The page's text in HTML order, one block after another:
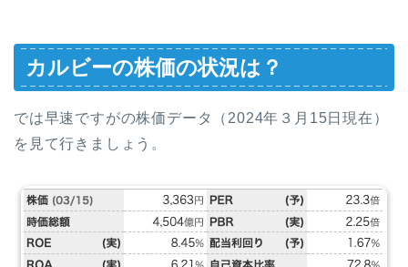
カルビーの株価の状況は？
では早速ですがの株価データ（2024年３月15日現在）
を見て行きましょう。